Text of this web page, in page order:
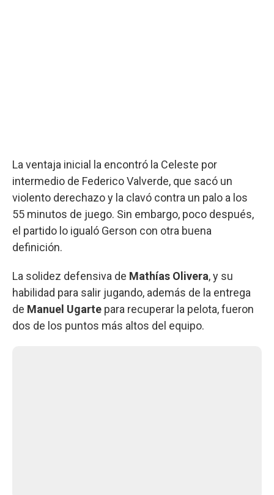
La ventaja inicial la encontró la Celeste por
intermedio de Federico Valverde, que sacó un
violento derechazo y la clavó contra un palo a los
55 minutos de juego. Sin embargo, poco después,
el partido lo igualó Gerson con otra buena
definición.
La solidez defensiva de Mathías Olivera, y su
habilidad para salir jugando, además de la entrega
de Manuel Ugarte para recuperar la pelota, fueron
dos de los puntos más altos del equipo.